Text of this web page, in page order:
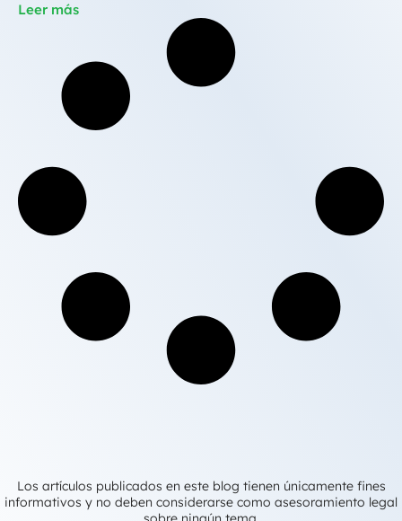
Leer más
Los artículos publicados en este blog tienen únicamente fines
informativos y no deben considerarse como asesoramiento legal